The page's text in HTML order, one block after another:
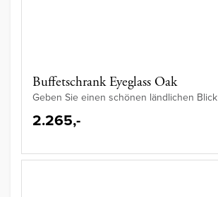
Buffetschrank Eyeglass Oak
Geben Sie einen schönen ländlichen Blick
2.265,-